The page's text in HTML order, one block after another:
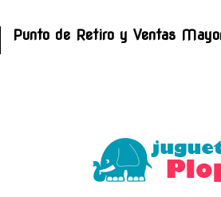
Punto de Retiro y Ventas